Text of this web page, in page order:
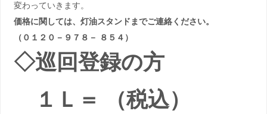
変わっていきます。
価格に関しては、灯油スタンドまでご連絡ください。
（０１２０－９７８－ ８５４）
◇巡回登録の方
１Ｌ＝ （税込）